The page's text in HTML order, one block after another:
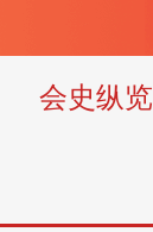
会史纵览